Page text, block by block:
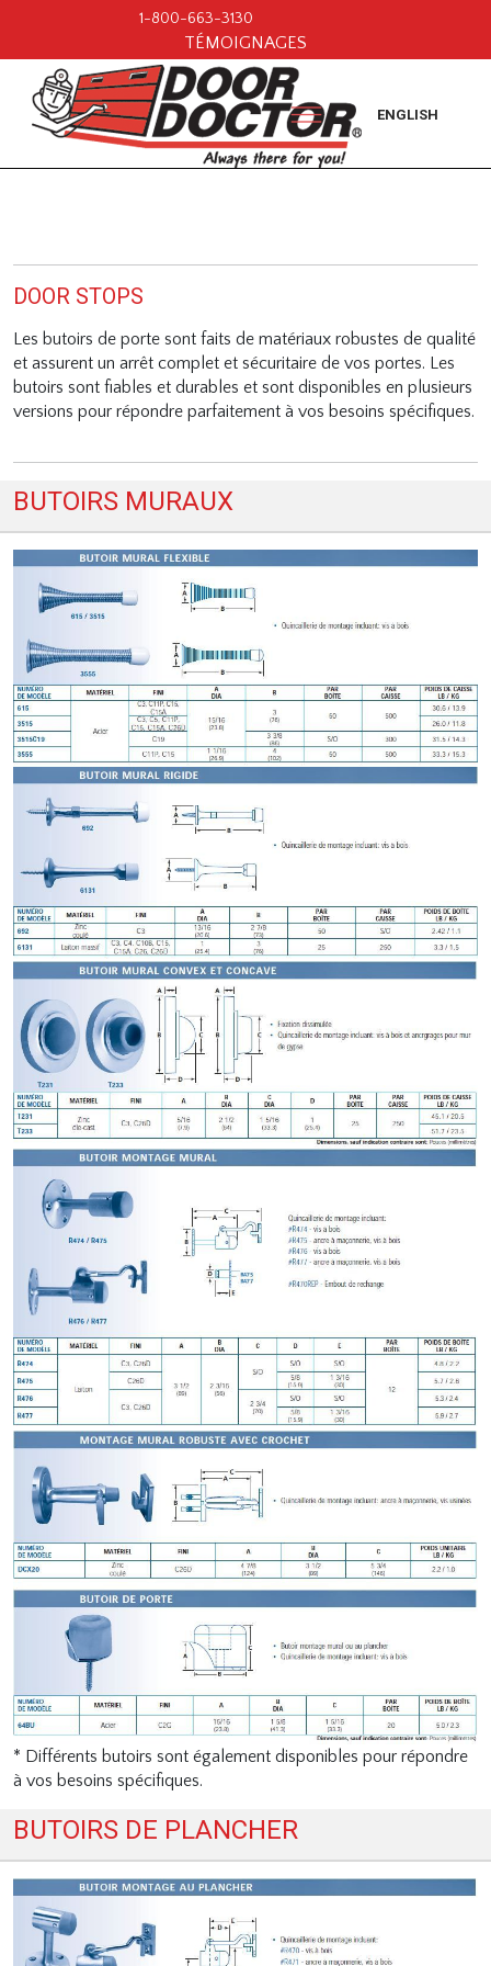
1-800-663-3130
TÉMOIGNAGES
ENGLISH
DOOR STOPS
Les butoirs de porte sont faits de matériaux robustes de qualité
et assurent un arrêt complet et sécuritaire de vos portes. Les
butoirs sont fiables et durables et sont disponibles en plusieurs
versions pour répondre parfaitement à vos besoins spécifiques.
BUTOIRS MURAUX
* Différents butoirs sont également disponibles pour répondre
à vos besoins spécifiques.
BUTOIRS DE PLANCHER